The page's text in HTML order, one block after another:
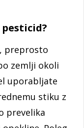
preprosto
zemlji okoli
uporabljate
stiku z
prevelika